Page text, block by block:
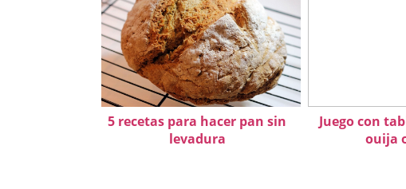
5 recetas para hacer pan sin
levadura
Juego con
ouija